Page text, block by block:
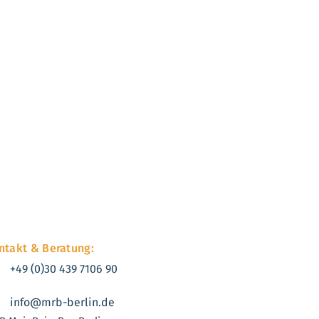
& Beratung:
+49 (0)30 439 7106 90
info@mrb-berlin.de